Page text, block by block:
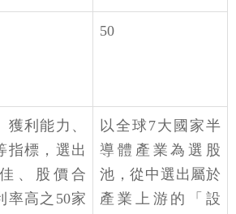
50
獲利能力、
指標，選出
、股價合
率高之50家
以全球7大國家半
導體產業為選股
池，從中選出屬於
產業上游的「設